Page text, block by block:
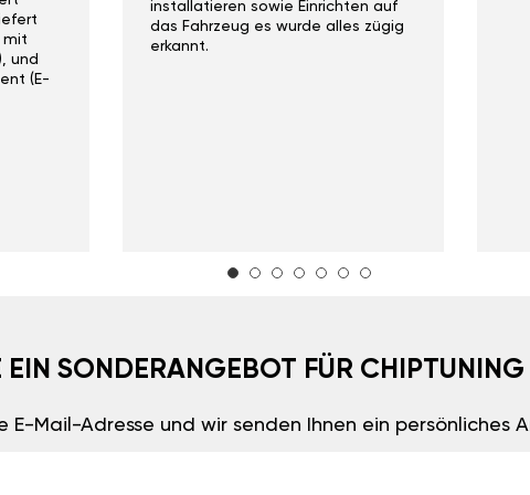
mit
und
(E-
installatieren sowie Einrichten auf
das Fahrzeug es wurde alles zügig
erkannt.
EIN SONDERANGEBOT FÜR CHIPTUNING
E-Mail-Adresse und wir senden Ihnen ein persönliches